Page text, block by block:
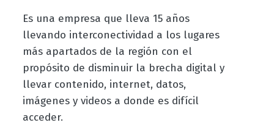
Es una empresa que lleva 15 años
llevando interconectividad a los lugares
más apartados de la región con el
propósito de disminuir la brecha digital y
llevar contenido, internet, datos,
imágenes y videos a donde es difícil
acceder.